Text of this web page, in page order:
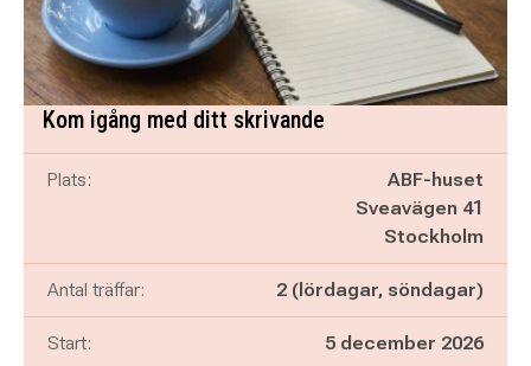
Kom igång med ditt skrivande
Plats:
ABF-huset
Sveavägen 41
Stockholm
Antal träffar: 2 (lördagar, söndagar)
Start: 5 december 2026